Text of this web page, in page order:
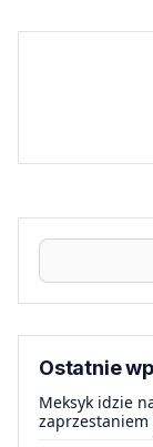
Ostatnie
Meksyk idzie
zaprzestaniem